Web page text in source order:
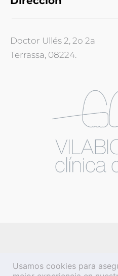
Doctor Ullés 2, 2o 2a
Terrassa, 08224.
Usamos cookies para